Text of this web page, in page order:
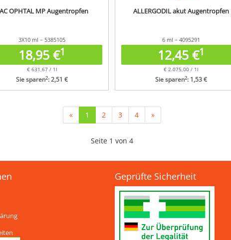
OPHTAL MP Augentropfen
3X10 ml – 5385105
18,95 €1
€ 631,67 / 1l
Sie sparen2: 2,51 €
ALLERGODIL akut Augentropfen
6 ml – 4095291
12,45 €1
€ 2.075,00 / 1l
Sie sparen2: 1,53 €
« 1 (current)
2 3 4 »
Seite 1 von 4
Geprüfte Sicherheit